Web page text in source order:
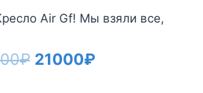
Air Gf! Мы взяли все,
₽ Первоначальная
21000₽Текущая